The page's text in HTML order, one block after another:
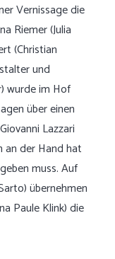
Vernissage die
Riemer (Julia
(Christian
und
wurde im Hof
über einen
Lazzari
an der Hand hat
muss. Auf
übernehmen
Paule Klink) die